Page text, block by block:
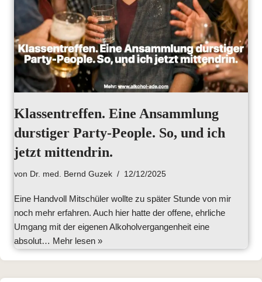
Klassentreffen. Eine Ansammlung
durstiger Party-People. So, und ich
jetzt mittendrin.
von Dr. med. Bernd Guzek 12/12/2025
Eine Handvoll Mitschüler wollte zu später Stunde von mir
noch mehr erfahren. Auch hier hatte der offene, ehrliche
Umgang mit der eigenen Alkoholvergangenheit eine
absolut… Mehr lesen »